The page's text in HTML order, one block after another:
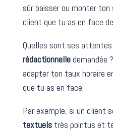
sûr baisser ou monter
client que tu as en face
Quelles sont ses
rédactionnelledemandée
adapter ton taux horaire
que tu as en face.
Par exemple, si un client
textuelstrès pointus et